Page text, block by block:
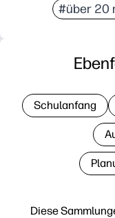
#über 20
Diese
Schulanfang